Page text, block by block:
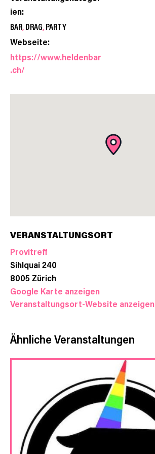
ien:
BAR,DRAG,PARTY
Webseite:
https://www.heldenbar
.ch/
VERANSTALTUNGSORT
Provitreff
Sihlquai 240
8005Zürich
Google Karte anzeigen
Veranstaltungsort-Website anzeigen
Ähnliche Veranstaltungen